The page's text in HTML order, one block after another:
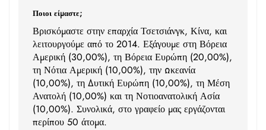
Ποιοι είμαστε;
Βρισκόμαστε στην επαρχία Τσετσιάνγκ, Κίνα, και
λειτουργούμε από το 2014. Εξάγουμε στη Βόρεια
Αμερική (30,00%), τη Βόρεια Ευρώπη (20,00%),
τη Νότια Αμερική (10,00%), την Ωκεανία
(10,00%), τη Δυτική Ευρώπη (10,00%), τη Μέση
Ανατολή (10,00%) και τη Νοτιοανατολική Ασία
(10,00%). Συνολικά, στο γραφείο μας εργάζονται
περίπου 50 άτομα.